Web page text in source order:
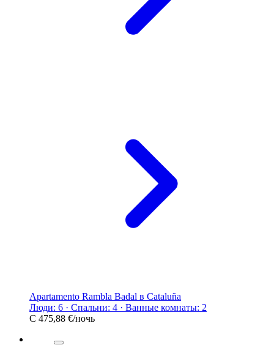
Apartamento Rambla Badal в Cataluña
Люди: 6 · Спальни: 4 · Ванные комнаты: 2
С 475,88 €/ночь